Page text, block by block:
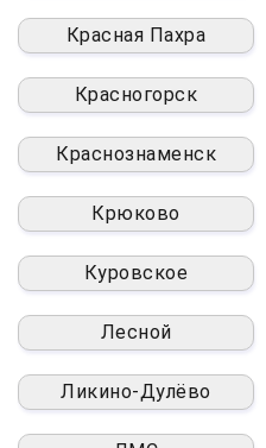
Красная Пахра
Красногорск
Краснознаменск
Крюково
Куровское
Лесной
Ликино-Дулёво